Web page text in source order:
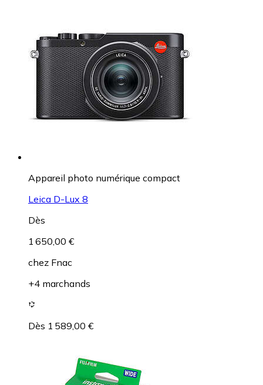
Appareil photo numérique compact
Leica D-Lux 8
Dès
1 650,00 €
chez Fnac
+4 marchands
Dès 1 589,00 €